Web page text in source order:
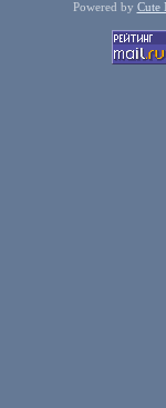
Powered by Cute